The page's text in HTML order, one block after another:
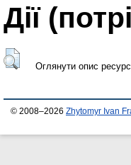
Дії
Оглянути опис
© 2008–2026 Zhytomyr Ivan